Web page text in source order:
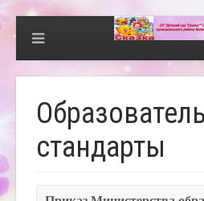
стандарты